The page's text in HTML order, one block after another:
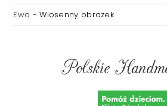
Ewa -Wiosenny obrazek